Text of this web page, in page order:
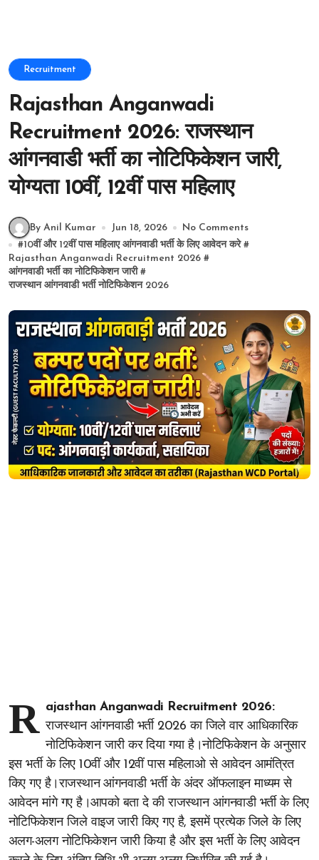
Recruitment
Rajasthan Anganwadi
Recruitment 2026: राजस्थान
आंगनवाडी भर्ती का नोटिफिकेशन जारी,
योग्यता 10वीं, 12वीं पास महिलाए
By Anil Kumar Jun 18, 2026
No Comments
#10वीं और 12वीं पास महिलाए आंगनवाडी भर्ती के लिए आवेदन करे #
Rajasthan Anganwadi Recruitment 2026 #
आंगनवाडी भर्ती का नोटिफिकेशन जारी #
राजस्थान आंगनवाडी भर्ती नोटिफिकेशन 2026
R ajasthan Anganwadi Recruitment 2026:
राजस्थान आंगनवाडी भर्ती 2026 का जिले वार आधिकारिक
नोटिफिकेशन जारी कर दिया गया है।नोटिफिकेशन के अनुसार
इस भर्ती के लिए 10वीं और 12वीं पास महिलाओ से आवेदन आमंत्रित
किए गए है।राजस्थान आंगनवाडी भर्ती के अंदर ऑफलाइन माध्यम से
आवेदन मांगे गए है।आपको बता दे की राजस्थान आंगनवाडी भर्ती के लिए
नोटिफिकेशन जिले वाइज जारी किए गए है, इसमें प्रत्येक जिले के लिए
अलग-अलग नोटिफिकेशन जारी किया है और इस भर्ती के लिए आवेदन